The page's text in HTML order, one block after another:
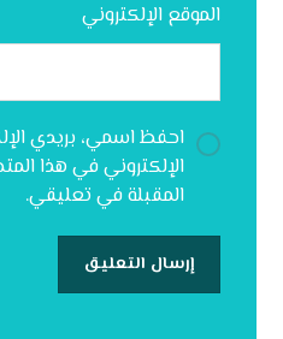
الموقع الإلكتروني
احفظ اسمي، بريدي
الإلكتروني في هذا
المقبلة في تعليقي.